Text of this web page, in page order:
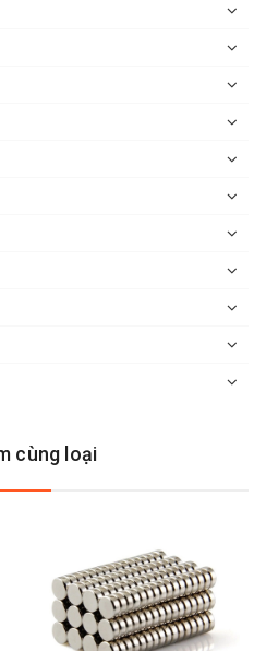
mua ở đâu:
đất hiếm ngày càng nhiều,
châm vĩnh cửu nhưng chỉ
mới có thể mua nam châm
nam châm đất
thoại, máy tính...
ra khỏi nhau phải cẩn thận
độ cao ( không vượt quá 80
cùng loại